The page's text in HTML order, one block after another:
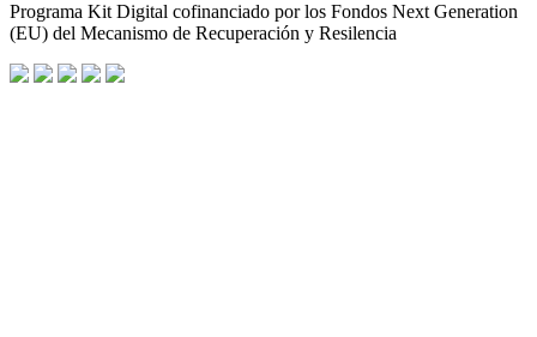
Programa Kit Digital cofinanciado por los Fondos Next Generation
(EU) del Mecanismo de Recuperación y Resilencia